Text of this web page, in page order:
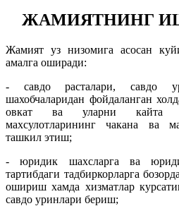
ЖАМИЯТНИНГ
Жамият уз низомига асосан
амалга оширади:
- савдо расталари, савдо
шахобчаларидан фойдаланган
овкат ва уларни кайта
махсулотларининг чакана ва
ташкил этиш;
- юридик шахсларга ва
тартибдаги тадбиркорларга
ошириш хамда хизматлар
савдо уринлари бериш;